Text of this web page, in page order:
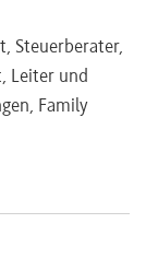
Steuerberater,
Leiter und
Family